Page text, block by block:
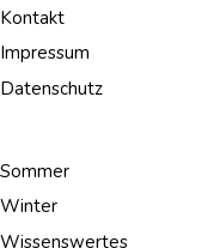
Kontakt
Impressum
Datenschutz
Sommer
Winter
Wissenswertes